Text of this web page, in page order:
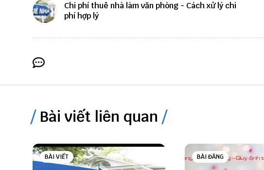
Chi phí thuê nhà làm văn phòng - Cách xử lý chi
phí hợp lý
Bài viết liên quan
BÀI VIẾT BÀI ĐĂNG